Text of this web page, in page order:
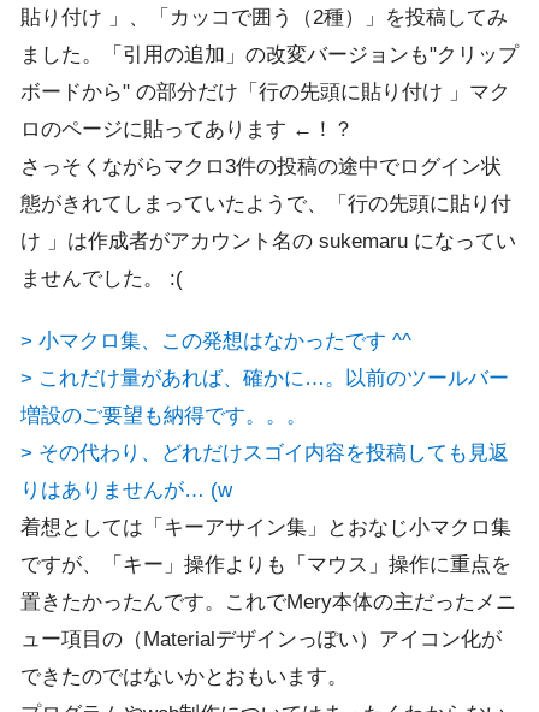
貼り付け 」、「カッコで囲う（2種）」を投稿してみ
ました。「引用の追加」の改変バージョンも"クリップ
ボードから" の部分だけ「行の先頭に貼り付け 」マク
ロのページに貼ってあります ←！？
さっそくながらマクロ3件の投稿の途中でログイン状
態がきれてしまっていたようで、「行の先頭に貼り付
け 」は作成者がアカウント名の sukemaru になってい
ませんでした。 :(
> 小マクロ集、この発想はなかったです ^^
> これだけ量があれば、確かに…。以前のツールバー
増設のご要望も納得です。。。
> その代わり、どれだけスゴイ内容を投稿しても見返
りはありませんが… (w
着想としては「キーアサイン集」とおなじ小マクロ集
ですが、「キー」操作よりも「マウス」操作に重点を
置きたかったんです。これでMery本体の主だったメニ
ュー項目の（Materialデザインっぽい）アイコン化が
できたのではないかとおもいます。